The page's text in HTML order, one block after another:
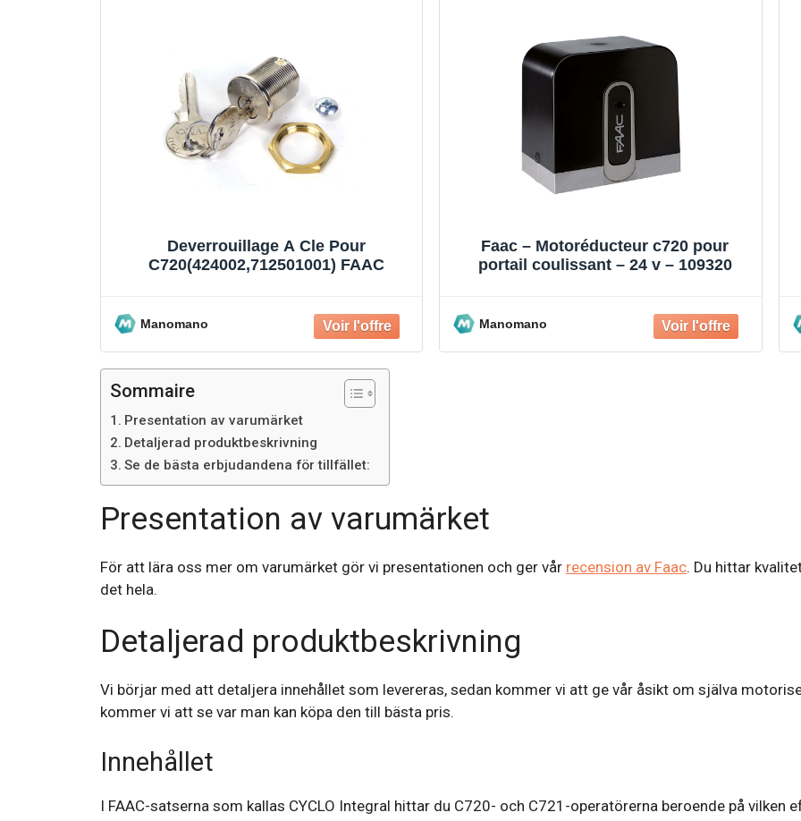
Deverrouillage A Cle Pour
C720(424002,712501001) FAAC
Manomano
Faac – Motoréducteur c720 pour
portail coulissant – 24 v – 109320
Manomano
Sommaire
Presentation av varumärket
Detaljerad produktbeskrivning
Se de bästa erbjudandena för tillfället:
Presentation av varumärket
För att lära oss mer om varumärket gör vi presentationen och ger vår recension av Faac. Du hittar
det hela.
Detaljerad produktbeskrivning
Vi börjar med att detaljera innehållet som levereras, sedan kommer vi att ge vår åsikt om själva
kommer vi att se var man kan köpa den till bästa pris.
Innehållet
I FAAC-satserna som kallas CYCLO Integral hittar du C720- och C721-operatörerna beroende på